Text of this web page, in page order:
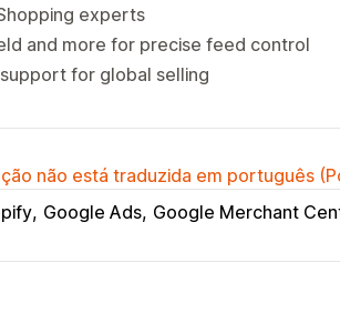
experts
and more for precise feed control
for global selling
não está traduzida em português
Google Ads Google Merchant